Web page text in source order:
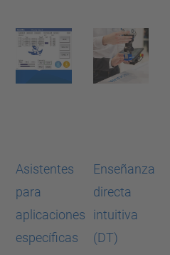
Asistentes
para
aplicaciones
específicas
Enseñanza
directa
intuitiva
(DT)